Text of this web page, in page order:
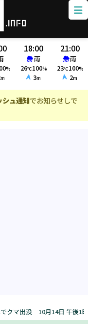
%
m
18:00
雨
26℃100%
3m
21:00
雨
23℃100%
2m
シュ通知でお知らせしで
クマ出没 10月14日 午後1